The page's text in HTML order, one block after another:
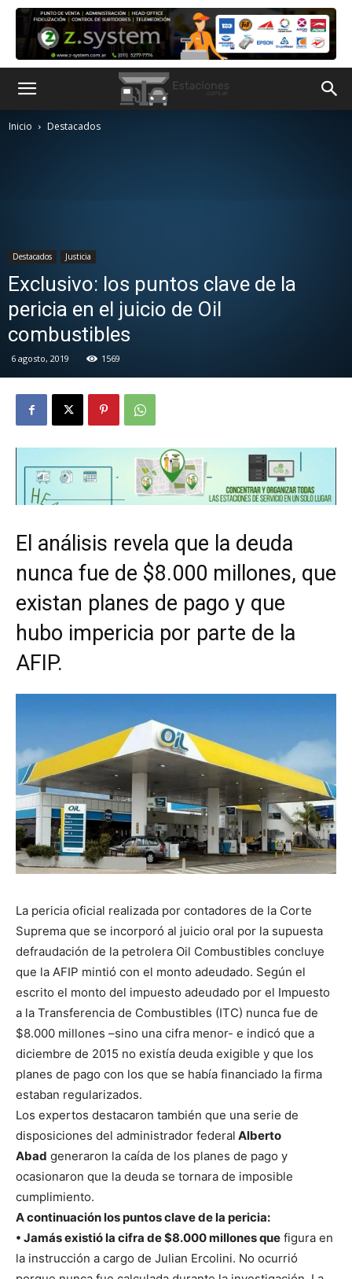
Inicio Destacados
Destacados Justicia
Exclusivo: los puntos clave de la
pericia en el juicio de Oil
combustibles
6 agosto, 2019 1569
El análisis revela que la deuda
nunca fue de $8.000 millones, que
existan planes de pago y que
hubo impericia por parte de la
AFIP.
La pericia oficial realizada por contadores de la Corte
Suprema que se incorporó al juicio oral por la supuesta
defraudación de la petrolera Oil Combustibles concluye
que la AFIP mintió con el monto adeudado. Según el
escrito el monto del impuesto adeudado por el Impuesto
a la Transferencia de Combustibles (ITC) nunca fue de
$8.000 millones –sino una cifra menor- e indicó que a
diciembre de 2015 no existía deuda exigible y que los
planes de pago con los que se había financiado la firma
estaban regularizados.
Los expertos destacaron también que una serie de
disposiciones del administrador federal Alberto
Abad generaron la caída de los planes de pago y
ocasionaron que la deuda se tornara de imposible
cumplimiento.
A continuación los puntos clave de la pericia:
• Jamás existió la cifra de $8.000 millones que figura en
la instrucción a cargo de Julian Ercolini. No ocurrió